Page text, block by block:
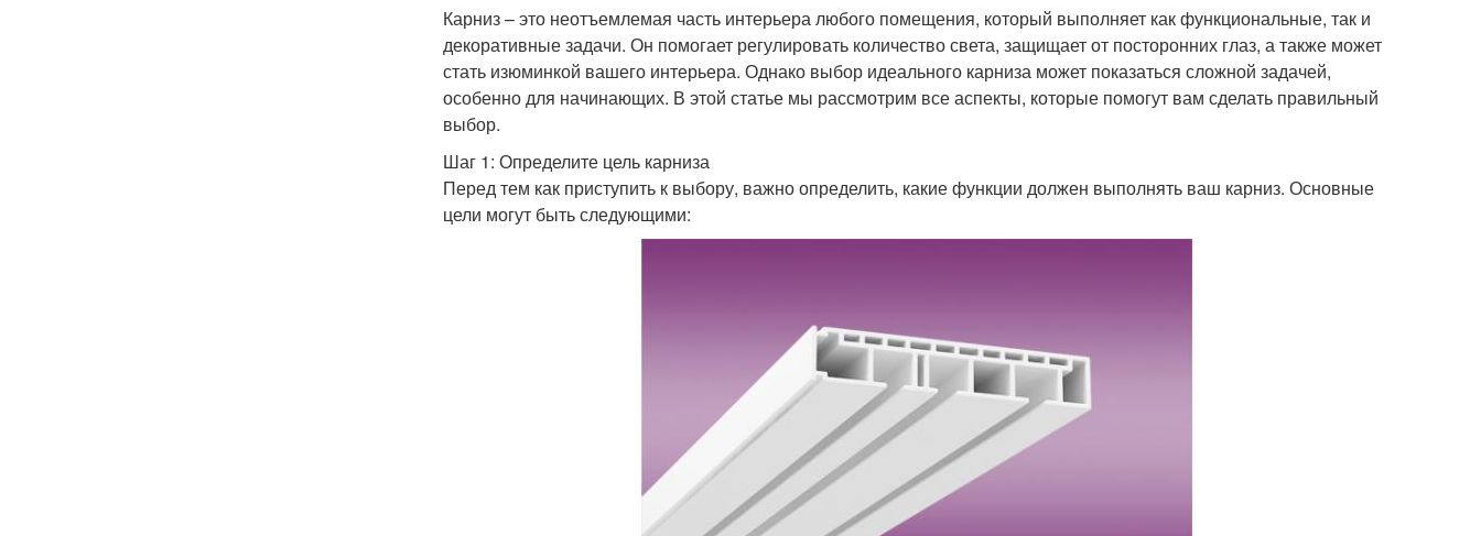
Карниз – это неотъемлемая часть интерьера любого помещения, который выполняет как функциональные, так и
декоративные задачи. Он помогает регулировать количество света, защищает от посторонних глаз, а также может
стать изюминкой вашего интерьера. Однако выбор идеального карниза может показаться сложной задачей,
особенно для начинающих. В этой статье мы рассмотрим все аспекты, которые помогут вам сделать правильный
выбор.
Шаг 1: Определите цель карниза
Перед тем как приступить к выбору, важно определить, какие функции должен выполнять ваш карниз. Основные
цели могут быть следующими: